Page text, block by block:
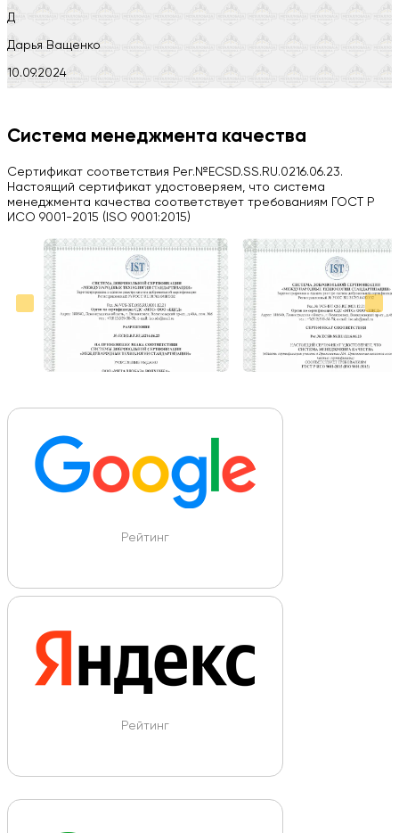
Д
Дарья Ващенко
10.09.2024
H
03.09.2024
Вся работа выполнена в срок. Всем рекомендую
Больше отзывов на Google Maps
Система менеджмента качества
Сертификат соответствия Рег.№ECSD.SS.RU.0216.06.23.
Настоящий сертификат удостоверяем, что система
менеджмента качества соответствует требованиям ГОСТ Р
ИСО 9001-2015 (ISO 9001:2015)
Рейтинг
Рейтинг